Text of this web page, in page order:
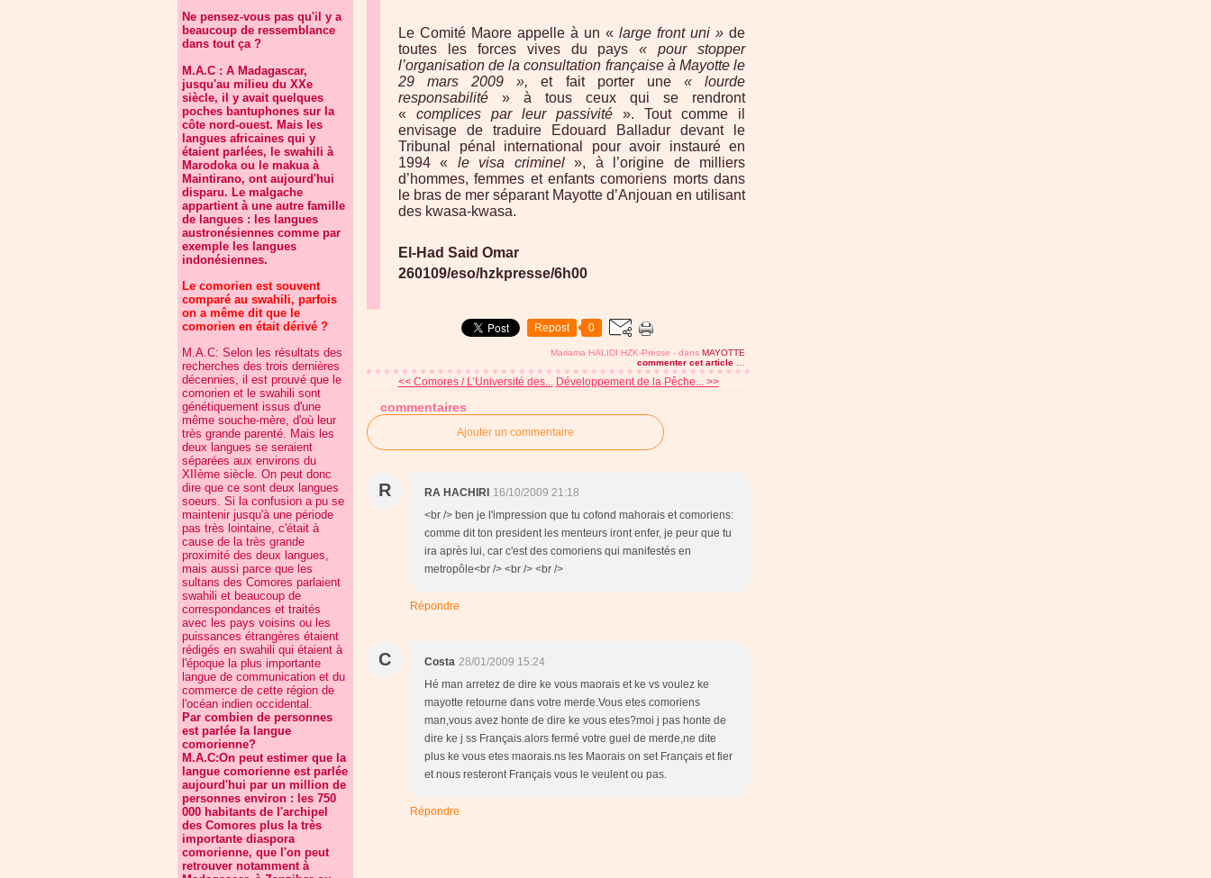
Ne pensez-vous pas qu'il y a
beaucoup de ressemblance
dans tout ça ?
M.A.C : A Madagascar,
jusqu'au milieu du XXe
siècle, il y avait quelques
poches bantuphones sur la
côte nord-ouest. Mais les
langues africaines qui y
étaient parlées, le swahili à
Marodoka ou le makua à
Maintirano, ont aujourd'hui
disparu. Le malgache
appartient à une autre famille
de langues : les langues
austronésiennes comme par
exemple les langues
indonésiennes.
Le comorien est souvent
comparé au swahili, parfois
on a même dit que le
comorien en était dérivé ?
M.A.C: Selon les résultats des
recherches des trois dernières
décennies, il est prouvé que le
comorien et le swahili sont
génétiquement issus d'une
même souche-mère, d'où leur
très grande parenté. Mais les
deux langues se seraient
séparées aux environs du
XIIème siècle. On peut donc
dire que ce sont deux langues
soeurs. Si la confusion a pu se
maintenir jusqu'à une période
pas très lointaine, c'était à
cause de la très grande
proximité des deux langues,
mais aussi parce que les
sultans des Comores parlaient
swahili et beaucoup de
correspondances et traités
avec les pays voisins ou les
puissances étrangères étaient
rédigés en swahili qui étaient à
l'époque la plus importante
langue de communication et du
commerce de cette région de
l'océan indien occidental.
Par combien de personnes
est parlée la langue
comorienne?
M.A.C:On peut estimer que la
langue comorienne est parlée
aujourd'hui par un million de
personnes environ : les 750
000 habitants de l'archipel
des Comores plus la très
importante diaspora
comorienne, que l'on peut
retrouver notamment à
Le Comité Maore appelle à un « large front uni » de
toutes les forces vives du pays« pour stopper
l’organisation de la consultation française à Mayotte le
29 mars 2009 », et fait porter une « lourde
responsabilité » à tous ceux qui se rendront
« complices par leur passivité ». Tout comme il
envisage de traduire Edouard Balladur devant le
Tribunal pénal international pour avoir instauré en
1994 « le visa criminel», à l’origine de milliers
d’hommes, femmes et enfants comoriens morts dans
le bras de mer séparant Mayotte d’Anjouan en utilisant
des kwasa-kwasa.
El-Had Said Omar
260109/eso/hzkpresse/6h00
Repost 0
Mariama HALIDI HZK-Presse - dans MAYOTTE
commenter cet article
<< Comores / L’Université des... Développement de la Pêche... >>
commentaires
Ajouter un commentaire
R RA HACHIRI
16/10/2009 21:18
<br /> ben je l'impression que tu cofond mahorais et comoriens:
comme dit ton president les menteurs iront enfer, je peur que tu
ira après lui, car c'est des comoriens qui manifestés en
metropôle<br /> <br /> <br />
Répondre
C Costa 28/01/2009 15:24
Hé man arretez de dire ke vous maorais et ke vs voulez ke
mayotte retourne dans votre merde.Vous etes comoriens
man,vous avez honte de dire ke vous etes?moi j pas honte de
dire ke j ss Français.alors fermé votre guel de merde,ne dite
plus ke vous etes maorais.ns les Maorais on set Français et fier
et nous resteront Français vous le veulent ou pas.
Répondre